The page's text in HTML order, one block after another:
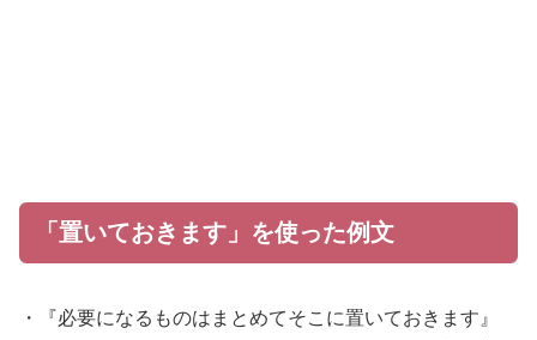
「置いておきます」を使った例文
・『必要になるものはまとめてそこに置いておきます』